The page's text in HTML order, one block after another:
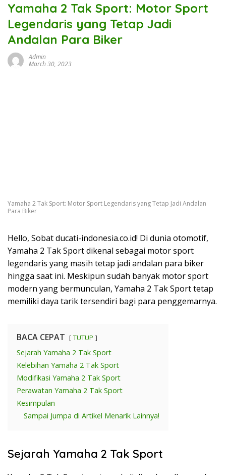
Yamaha 2 Tak Sport: Motor Sport
Legendaris yang Tetap Jadi
Andalan Para Biker
Admin
March 30, 2023
Yamaha 2 Tak Sport: Motor Sport Legendaris yang Tetap Jadi Andalan
Para Biker
Hello, Sobat ducati-indonesia.co.id! Di dunia otomotif,
Yamaha 2 Tak Sport dikenal sebagai motor sport
legendaris yang masih tetap jadi andalan para biker
hingga saat ini. Meskipun sudah banyak motor sport
modern yang bermunculan, Yamaha 2 Tak Sport tetap
memiliki daya tarik tersendiri bagi para penggemarnya.
BACA CEPAT TUTUP
Sejarah Yamaha 2 Tak Sport
Kelebihan Yamaha 2 Tak Sport
Modifikasi Yamaha 2 Tak Sport
Perawatan Yamaha 2 Tak Sport
Kesimpulan
Sampai Jumpa di Artikel Menarik Lainnya!
Sejarah Yamaha 2 Tak Sport